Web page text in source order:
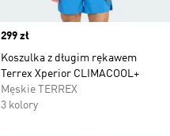
Price
299 zł
Koszulka z długim rękawem
Terrex Xperior CLIMACOOL+
Męskie TERREX
3 kolory